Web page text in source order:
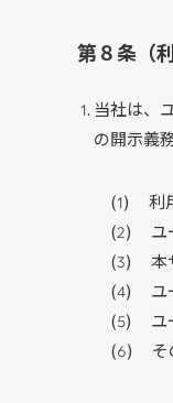
第８条（
当社は、
の開示義
利
ユ
本
ユ
ユ